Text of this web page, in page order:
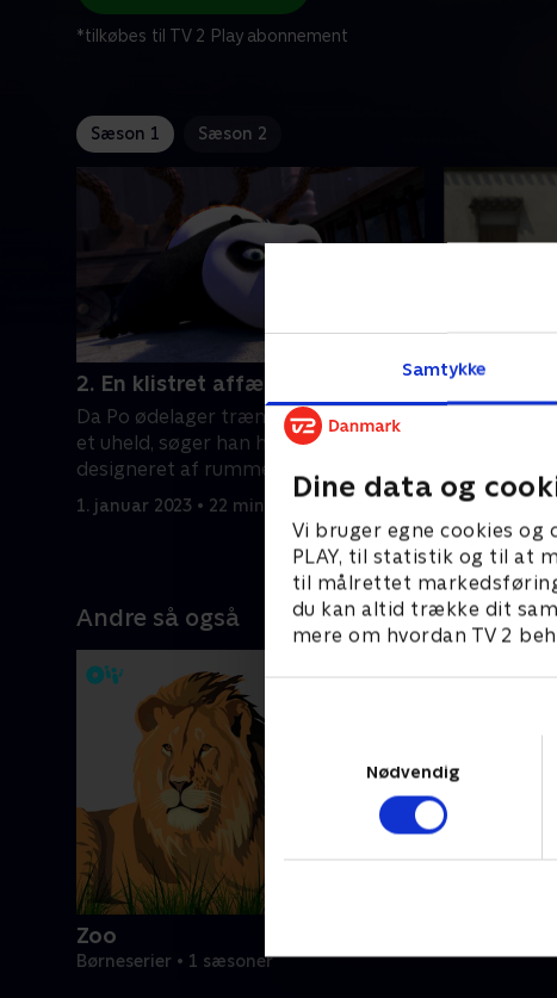
Samtykke
Dine data og
Vi bruger egne cookies
PLAY, til statistik og til at
til målrettet
du kan altid trække dit
mere om hvordan TV 2
Nødvendig
*tilkøbes til TV 2 Play abonnement
Sæson 1 Sæson 2
2. En klistret affære
Da Po ødelager træningslokalet ved
et uheld, søger han hjælp fra
designeret af rummet, Taotie.
1. januar 2023 • 22 min
3.
1. januar
Andre så også
Zoo
Børneserier • 1 sæsoner